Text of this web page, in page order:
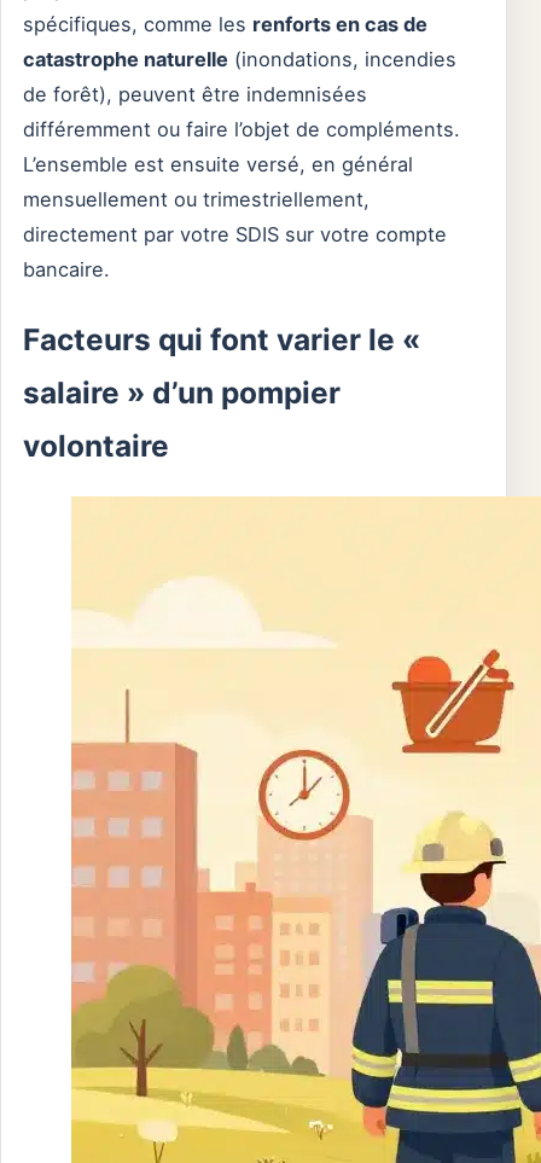
spécifiques, comme les renforts en cas de
catastrophe naturelle (inondations, incendies
de forêt), peuvent être indemnisées
différemment ou faire l’objet de compléments.
L’ensemble est ensuite versé, en général
mensuellement ou trimestriellement,
directement par votre SDIS sur votre compte
bancaire.
Facteurs qui font varier le «
salaire » d’un pompier
volontaire